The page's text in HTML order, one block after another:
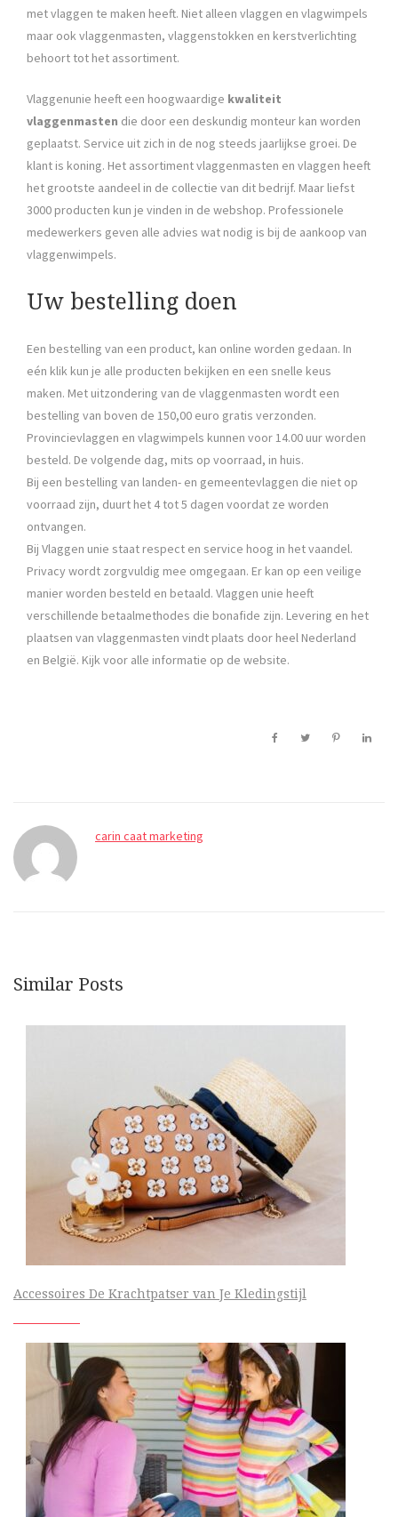
met vlaggen te maken heeft. Niet alleen vlaggen en vlagwimpels
maar ook vlaggenmasten, vlaggenstokken en kerstverlichting
behoort tot het assortiment.
Vlaggenunie heeft een hoogwaardige kwaliteit
vlaggenmasten die door een deskundig monteur kan worden
geplaatst. Service uit zich in de nog steeds jaarlijkse groei. De
klant is koning. Het assortiment vlaggenmasten en vlaggen heeft
het grootste aandeel in de collectie van dit bedrijf. Maar liefst
3000 producten kun je vinden in de webshop. Professionele
medewerkers geven alle advies wat nodig is bij de aankoop van
vlaggenwimpels.
Uw bestelling doen
Een bestelling van een product, kan online worden gedaan. In
eén klik kun je alle producten bekijken en een snelle keus
maken. Met uitzondering van de vlaggenmasten wordt een
bestelling van boven de 150,00 euro gratis verzonden.
Provincievlaggen en vlagwimpels kunnen voor 14.00 uur worden
besteld. De volgende dag, mits op voorraad, in huis.
Bij een bestelling van landen- en gemeentevlaggen die niet op
voorraad zijn, duurt het 4 tot 5 dagen voordat ze worden
ontvangen.
Bij Vlaggen unie staat respect en service hoog in het vaandel.
Privacy wordt zorgvuldig mee omgegaan. Er kan op een veilige
manier worden besteld en betaald. Vlaggen unie heeft
verschillende betaalmethodes die bonafide zijn. Levering en het
plaatsen van vlaggenmasten vindt plaats door heel Nederland
en België. Kijk voor alle informatie op de website.
carin caat marketing
Similar Posts
Accessoires De Krachtpatser van Je Kledingstijl